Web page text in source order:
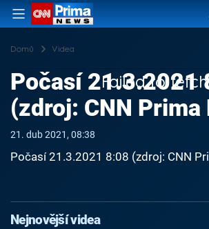
Domů Videa
Failed to fetch
Počasí 21.3.2021
(zdroj: CNN Prima
21. dub 2021, 08:38
Počasí 21.3.2021 8:08 (zdroj: CNN
Nejnovější videa